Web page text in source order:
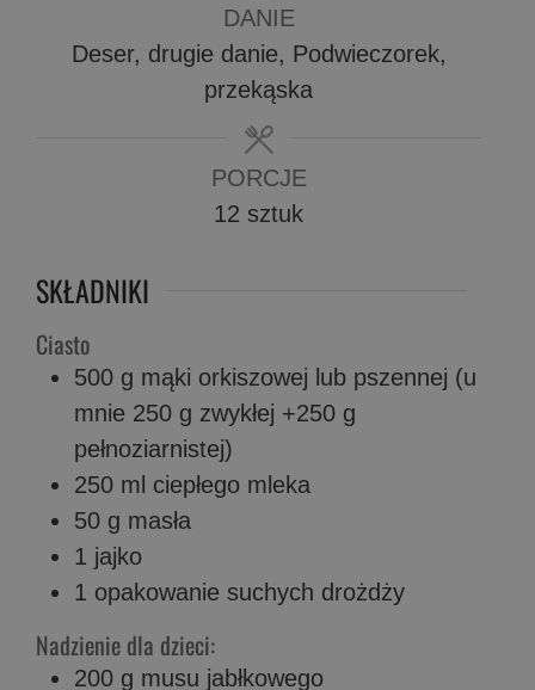
DANIE
Deser, drugie danie, Podwieczorek,
przekąska
PORCJE
12 sztuk
SKŁADNIKI
Ciasto
500 g mąki orkiszowej lub pszennej (u
mnie 250 g zwykłej +250 g
pełnoziarnistej)
250 ml ciepłego mleka
50 g masła
1 jajko
1 opakowanie suchych drożdży
Nadzienie dla dzieci:
200 g musu jabłkowego